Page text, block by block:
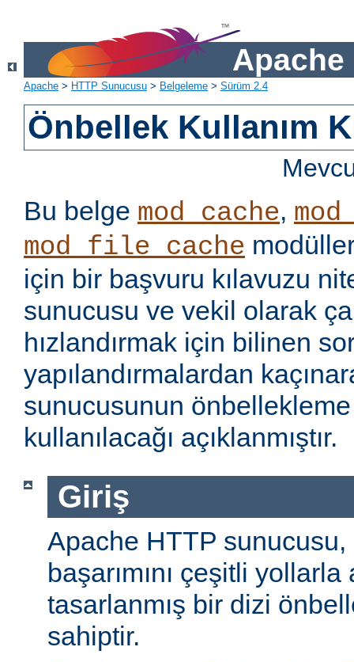
Apache
Apache > HTTP Sunucusu > Belgeleme > Sürüm 2.4
Önbellek Kullanım
Bu belge mod_cache,
mod_file_cache
için bir başvuru kılavuzu
sunucusu ve vekil olarak
hızlandırmak için bilinen
yapılandırmalardan
sunucusunun
kullanılacağı açıklanmıştır.
Giriş
Apache HTTP
başarımını çeşitli
tasarlanmış bir dizi
sahiptir.